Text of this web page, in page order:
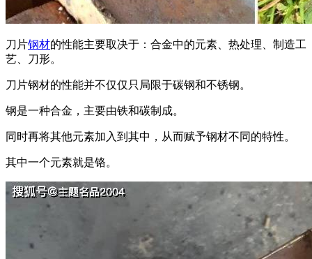
刀片钢材的性能主要取决于：合金中的元素、热处理、制造工
艺、刀形。
刀片钢材的性能并不仅仅只局限于碳钢和不锈钢。
钢是一种合金，主要由铁和碳制成。
同时再将其他元素加入到其中，从而赋予钢材不同的特性。
其中一个元素就是铬。